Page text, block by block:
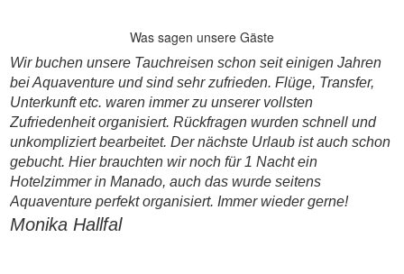
Was sagen unsere Gäste
Wir buchen unsere Tauchreisen schon seit einigen Jahren
bei Aquaventure und sind sehr zufrieden. Flüge, Transfer,
Unterkunft etc. waren immer zu unserer vollsten
Zufriedenheit organisiert. Rückfragen wurden schnell und
unkompliziert bearbeitet. Der nächste Urlaub ist auch schon
gebucht. Hier brauchten wir noch für 1 Nacht ein
Hotelzimmer in Manado, auch das wurde seitens
Aquaventure perfekt organisiert. Immer wieder gerne!
Monika Hallfal